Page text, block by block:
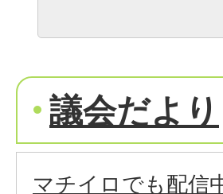
議会だより
マチイロでも配信